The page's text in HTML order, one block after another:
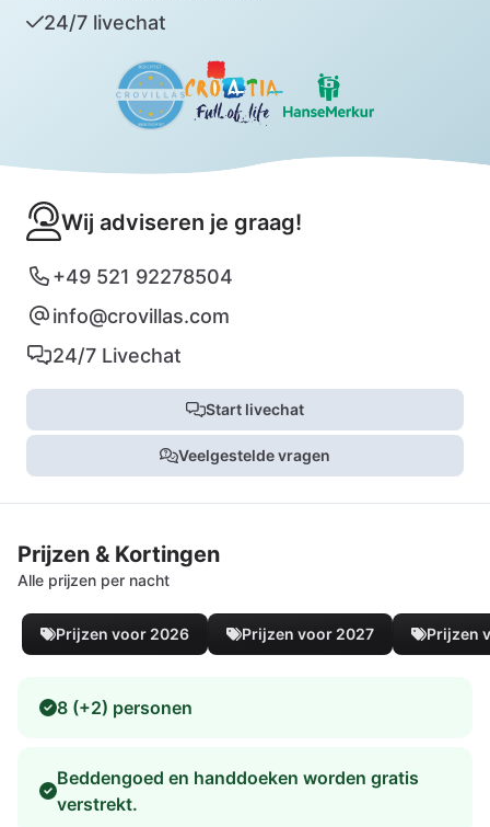
24/7 livechat
Wij adviseren je graag!
+49 521 92278504
info@crovillas.com
24/7 Livechat
Start livechat
Veelgestelde vragen
Prijzen & Kortingen
Alle prijzen per nacht
Prijzen voor 2026 Prijzen voor 2027 Prijzen
8 (+2) personen
Beddengoed en handdoeken worden gratis
verstrekt.